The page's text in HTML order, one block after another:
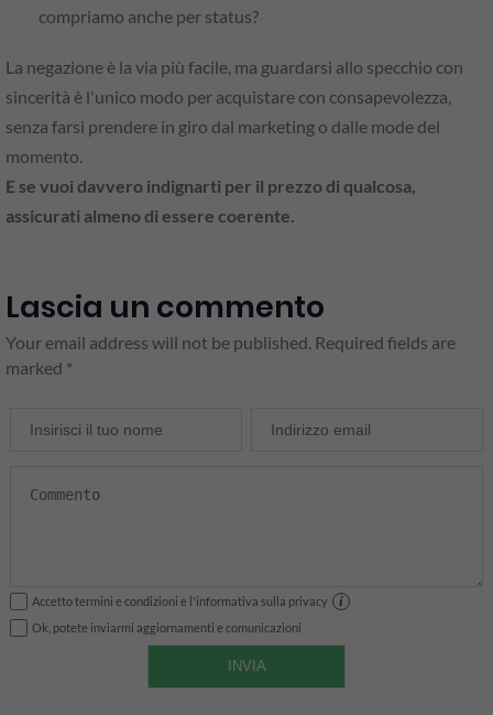
compriamo anche per status?
La negazione è la via più facile, ma guardarsi allo specchio con
sincerità è l'unico modo per acquistare con consapevolezza,
senza farsi prendere in giro dal marketing o dalle mode del
momento.
E se vuoi davvero indignarti per il prezzo di qualcosa,
assicurati almeno di essere coerente.
Lascia un commento
Your email address will not be published. Required fields are
marked *
Accetto termini e condizioni e l'informativa sulla privacy i
Ok, potete inviarmi aggiornamenti e comunicazioni
INVIA